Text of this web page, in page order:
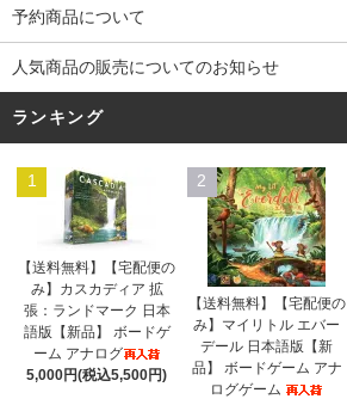
予約商品について
人気商品の販売についてのお知らせ
ランキング
1
【送料無料】【宅配便の
み】カスカディア 拡
張：ランドマーク 日本
語版【新品】 ボードゲ
ーム アナログ
5,000円(税込5,500円)
2
【送料無料】【宅配便の
み】マイリトル エバー
デール 日本語版【新
品】 ボードゲーム アナ
ログゲーム